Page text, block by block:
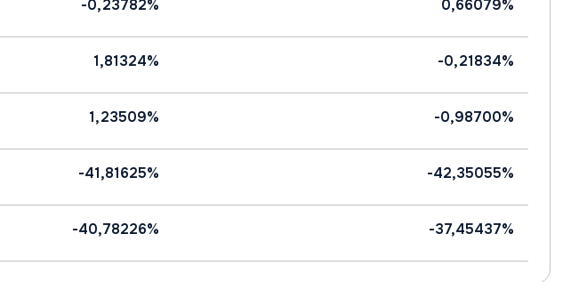
-0,23782% 0,66079%
1,81324% -0,21834%
1,23509% -0,98700%
-41,81625% -42,35055%
-40,78226% -37,45437%